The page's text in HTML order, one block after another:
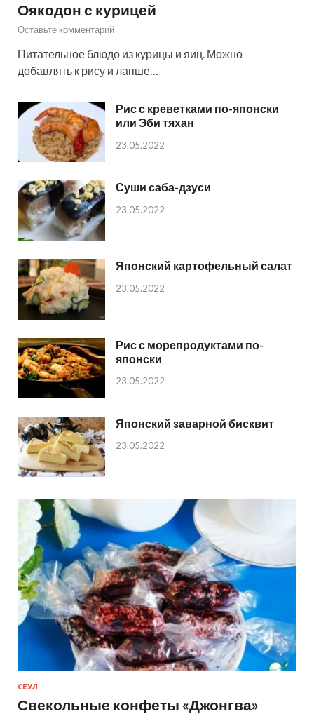
Оякодон с курицей
Оставьте комментарий
Питательное блюдо из курицы и яиц. Можно
добавлять к рису и лапше…
Рис с креветками по-японски
или Эби тяхан
23.05.2022
Суши саба-дзуси
23.05.2022
Японский картофельный салат
23.05.2022
Рис с морепродуктами по-
японски
23.05.2022
Японский заварной бисквит
23.05.2022
СЕУЛ
Свекольные конфеты «Джонгва»